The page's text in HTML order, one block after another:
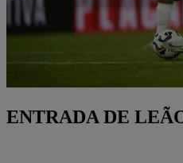
ENTRADA DE